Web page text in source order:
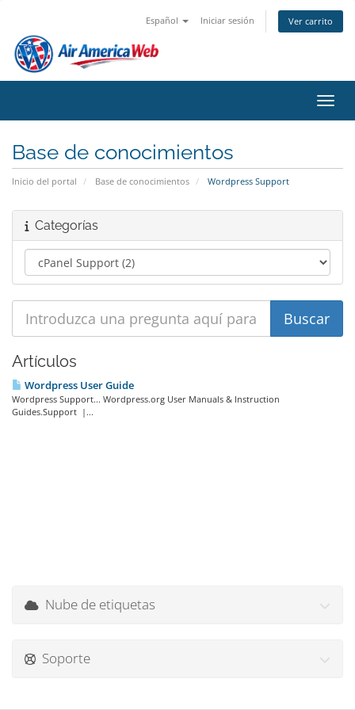
Español Iniciar sesión Ver carrito
Base de conocimientos
Inicio del portal Base de conocimientos Wordpress Support
Categorías
Artículos
Wordpress User Guide
Wordpress Support... Wordpress.org User Manuals & Instruction
Guides.Support |...
Nube de etiquetas
Soporte